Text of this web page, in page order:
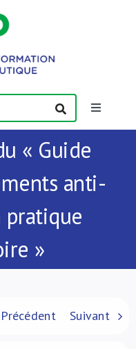
Toggle
« Guide
anti-
»
Précédent Suivant